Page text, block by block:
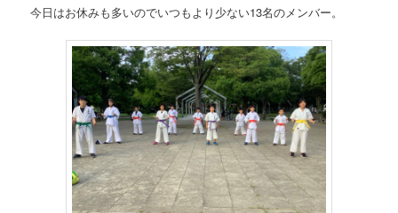
今日はお休みも多いのでいつもより少ない13名のメンバー。